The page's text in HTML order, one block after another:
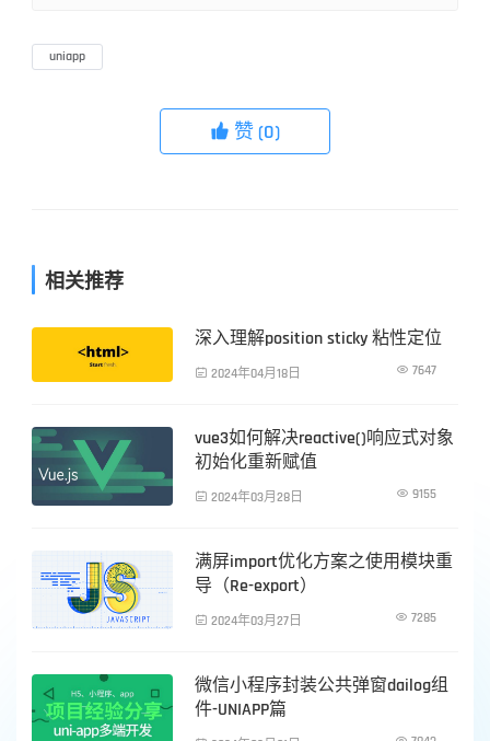
uniapp
 赞(0)
相关推荐
深入理解position sticky 粘性定位
 2024年04月18日  7647
前端技术
vue3如何解决reactive()响应式对象
初始化重新赋值
 2024年03月28日  9155
前端技术
满屏import优化方案之使用模块重
导（Re-export）
 2024年03月27日  7285
前端技术
微信小程序封装公共弹窗dailog组
件-UNIAPP篇